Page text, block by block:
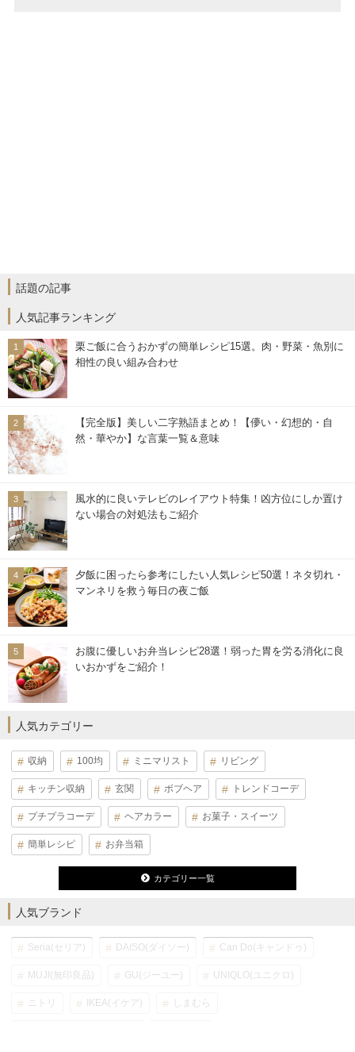
話題の記事
人気記事ランキング
栗ご飯に合うおかずの簡単レシピ15選。肉・野菜・魚別に
相性の良い組み合わせ
【完全版】美しい二字熟語まとめ！【儚い・幻想的・自
然・華やか】な言葉一覧＆意味
風水的に良いテレビのレイアウト特集！凶方位にしか置け
ない場合の対処法もご紹介
夕飯に困ったら参考にしたい人気レシピ50選！ネタ切れ・
マンネリを救う毎日の夜ご飯
お腹に優しいお弁当レシピ28選！弱った胃を労る消化に良
いおかずをご紹介！
人気カテゴリー
収納 100均 ミニマリスト リビング
キッチン収納 玄関 ボブヘア トレンドコーデ
プチプラコーデ ヘアカラー お菓子・スイーツ
簡単レシピ お弁当箱
カテゴリー一覧
人気ブランド
Seria(セリア) DAISO(ダイソー) Can Do(キャンドゥ)
MUJI(無印良品) GU(ジーユー) UNIQLO(ユニクロ)
ニトリ IKEA(イケア) しまむら